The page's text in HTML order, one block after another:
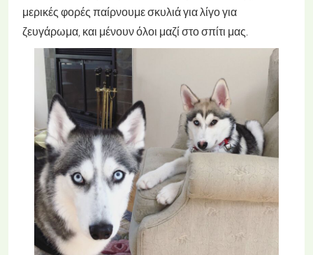
μερικές φορές παίρνουμε σκυλιά για λίγο για
ζευγάρωμα, και μένουν όλοι μαζί στο σπίτι μας.